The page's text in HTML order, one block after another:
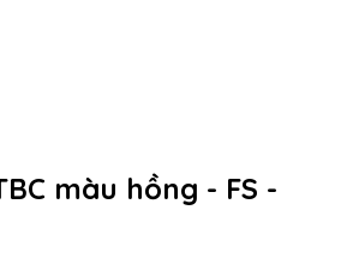
màu hồng - FS -